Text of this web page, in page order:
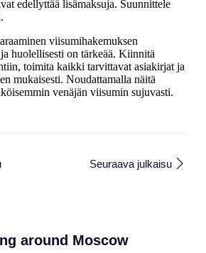
edellyttää lisämaksuja. Suunnittele
viisumihakemuksen
huolellisesti on tärkeää. Kiinnitä
toimita kaikki tarvittavat asiakirjat ja
mukaisesti. Noudattamalla näitä
venäjän viisumin sujuvasti.
Seuraava julkaisu
around Moscow